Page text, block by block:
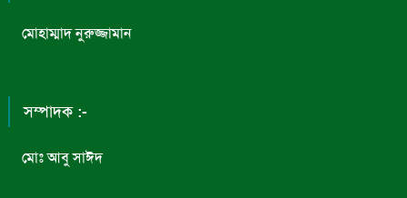
মোহাম্মাদ নুরুজ্জামান
সম্পাদক :-
মোঃ আবু সাঈদ